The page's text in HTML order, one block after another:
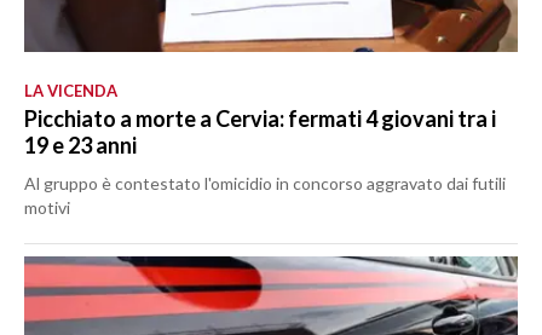
LA VICENDA
Picchiato a morte a Cervia: fermati 4 giovani tra i
19 e 23 anni
Al gruppo è contestato l'omicidio in concorso aggravato dai futili
motivi